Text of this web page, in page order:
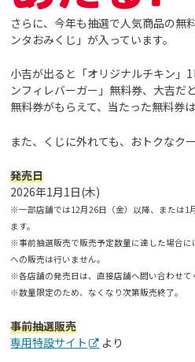
さらに、今年も抽選で人気商品の無
ンタおみくじ」が入っています。
小吉が出ると「オリジナルチキン」
ンフィレバーガー」無料券、大吉だ
無料券がもらえて、当たった無料券
また、くじに外れても、おトクなク
発売日
2026年1月1日(木)
※一部店舗では12月26日（金）以降、または1
ます。
※事前抽選販売で販売予定数量に達した場合
への販売は行いません。
※各店舗の発売日は、直接店舗へ問い合わせて
※数量限定のため、なくなり次第販売終了。
事前抽選販売
専用特設サイト
より